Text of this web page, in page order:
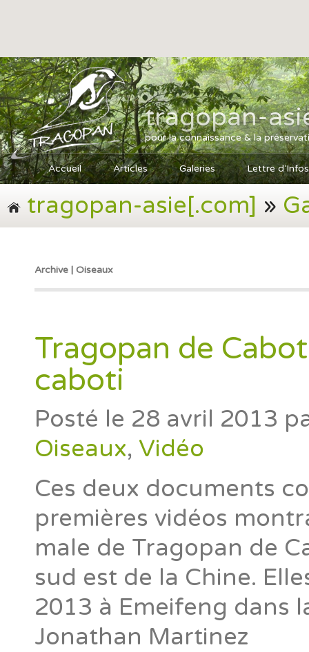
tragopan-
pour la connaissance & la
Accueil Articles Galeries Lettre d’Infos
tragopan-asie[.com] »
Archive | Oiseaux
Tragopan de
caboti
Posté le 28 avril 2013
Oiseaux, Vidéo
Ces deux documents
premières vidéos
male de Tragopan de
sud est de la Chine.
2013 à Emeifeng dans
Jonathan Martinez